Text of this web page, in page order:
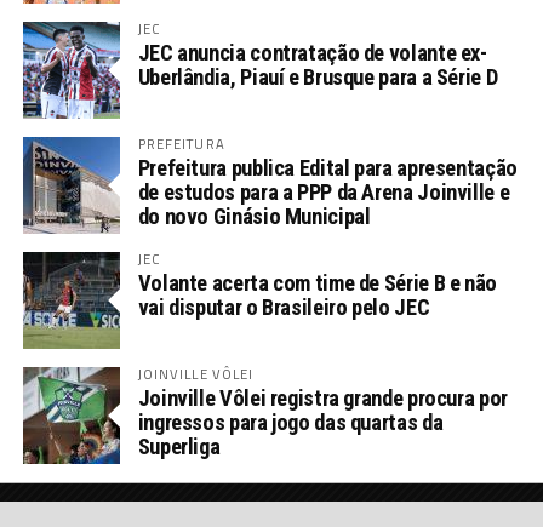
JEC
JEC anuncia contratação de volante ex-
Uberlândia, Piauí e Brusque para a Série D
PREFEITURA
Prefeitura publica Edital para apresentação
de estudos para a PPP da Arena Joinville e
do novo Ginásio Municipal
JEC
Volante acerta com time de Série B e não
vai disputar o Brasileiro pelo JEC
JOINVILLE VÔLEI
Joinville Vôlei registra grande procura por
ingressos para jogo das quartas da
Superliga